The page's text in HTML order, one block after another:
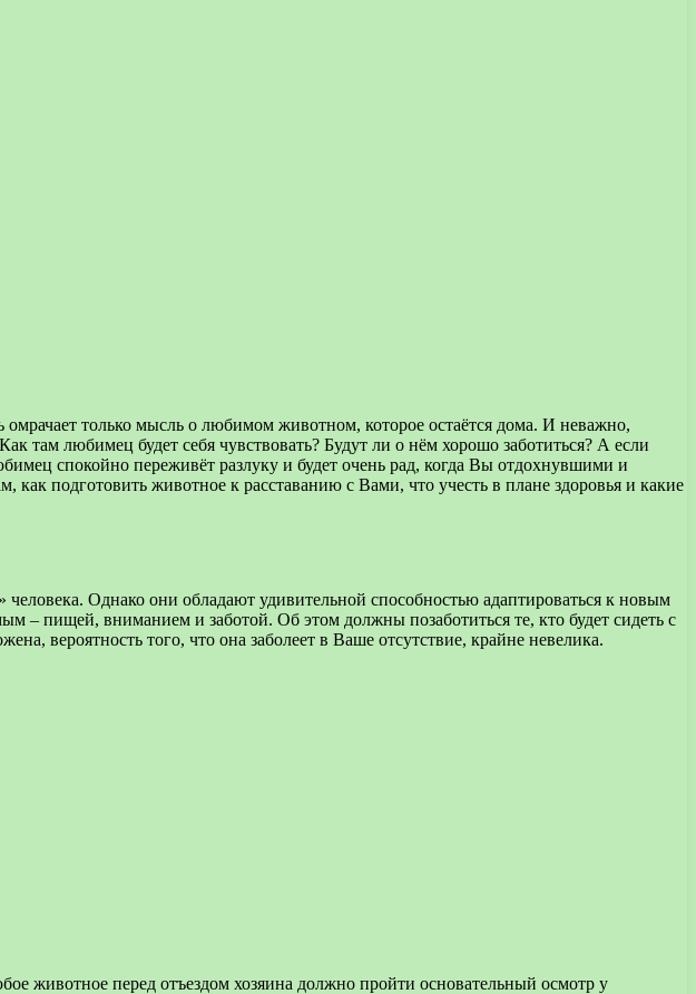
только мысль о любимом животном, которое остаётся дома. И неважно,
там любимец будет себя чувствовать? Будут ли о нём хорошо заботиться? А если
спокойно переживёт разлуку и будет очень рад, когда Вы отдохнувшими и
подготовить животное к расставанию с Вами, что учесть в плане здоровья и какие
Однако они обладают удивительной способностью адаптироваться к новым
– пищей, вниманием и заботой. Об этом должны позаботиться те, кто будет сидеть с
вероятность того, что она заболеет в Ваше отсутствие, крайне невелика.
животное перед отъездом хозяина должно пройти основательный осмотр у